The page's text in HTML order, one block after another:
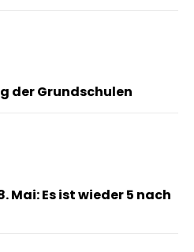
der Grundschulen
Mai: Es ist wieder 5 nach